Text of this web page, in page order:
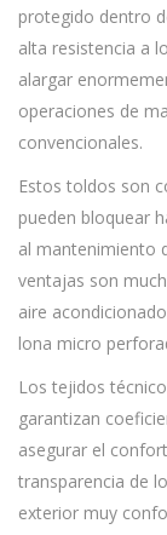
protegido dentro
alta resistencia a
alargar
operaciones de
convencionales.
Estos toldos son
pueden bloquear
al mantenimiento
ventajas son
aire
lona micro
Los tejidos
garantizan
asegurar el
transparencia de
exterior muy